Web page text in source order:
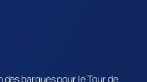
barques pour le Tour de